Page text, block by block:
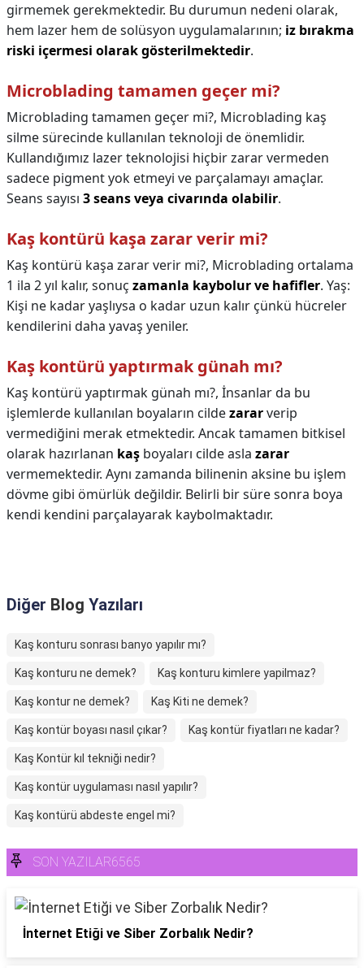
girmemek gerekmektedir. Bu durumun nedeni olarak,
hem lazer hem de solüsyon uygulamalarının; iz bırakma
riski içermesi olarak gösterilmektedir.
Microblading tamamen geçer mi?
Microblading tamamen geçer mi?, Microblading kaş
silme sürecinde kullanılan teknoloji de önemlidir.
Kullandığımız lazer teknolojisi hiçbir zarar vermeden
sadece pigment yok etmeyi ve parçalamayı amaçlar.
Seans sayısı 3 seans veya civarında olabilir.
Kaş kontürü kaşa zarar verir mi?
Kaş kontürü kaşa zarar verir mi?, Microblading ortalama
1 ila 2 yıl kalır, sonuç zamanla kaybolur ve hafifler. Yaş:
Kişi ne kadar yaşlıysa o kadar uzun kalır çünkü hücreler
kendilerini daha yavaş yeniler.
Kaş kontürü yaptırmak günah mı?
Kaş kontürü yaptırmak günah mı?, İnsanlar da bu
işlemlerde kullanılan boyaların cildezararverip
vermediğini merak etmektedir. Ancak tamamen bitkisel
olarak hazırlanan kaş boyaları cilde asla zarar
vermemektedir. Aynı zamanda bilinenin aksine bu işlem
dövme gibi ömürlük değildir. Belirli bir süre sonra boya
kendi kendini parçalayarak kaybolmaktadır.
Diğer Blog Yazıları
Kaş konturu sonrası banyo yapılır mı?
Kaş konturu ne demek? Kaş konturu kimlere yapilmaz?
Kaş kontur ne demek? Kaş Kiti ne demek?
Kaş kontür boyası nasıl çıkar? Kaş kontür fiyatları ne kadar?
Kaş Kontür kıl tekniği nedir?
Kaş kontür uygulaması nasıl yapılır?
Kaş kontürü abdeste engel mi?
SON YAZILAR6565
İnternet Etiği ve Siber Zorbalık Nedir?